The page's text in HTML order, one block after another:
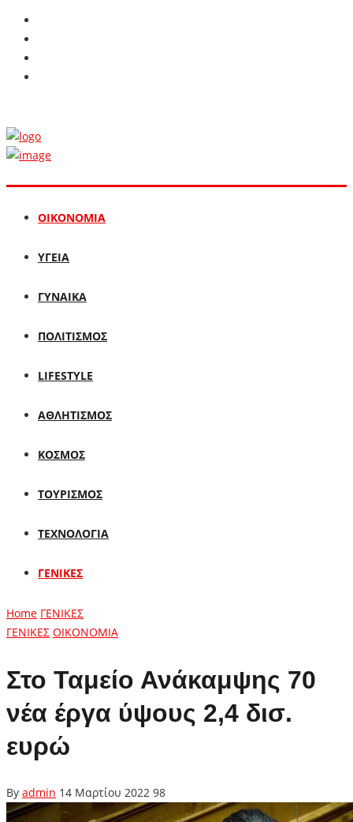
ΟΙΚΟΝΟΜΙΑ
ΥΓΕΙΑ
ΓΥΝΑΙΚΑ
ΠΟΛΙΤΙΣΜΟΣ
LIFESTYLE
ΑΘΛΗΤΙΣΜΟΣ
ΚΟΣΜΟΣ
ΤΟΥΡΙΣΜΟΣ
ΤΕΧΝΟΛΟΓΙΑ
ΓΕΝΙΚΕΣ
Home ΓΕΝΙΚΕΣ
ΓΕΝΙΚΕΣ ΟΙΚΟΝΟΜΙΑ
Στο Ταμείο Ανάκαμψης 70
νέα έργα ύψους 2,4 δισ.
ευρώ
By admin 14 Μαρτίου 2022 98